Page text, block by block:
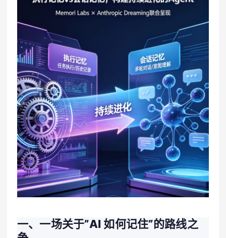
一、一场关于”AI 如何记住”的路线之